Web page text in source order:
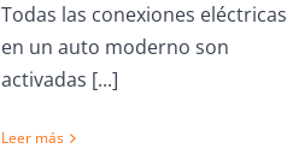
Todas las conexiones eléctricas
en un auto moderno son
activadas [...]
Leer más